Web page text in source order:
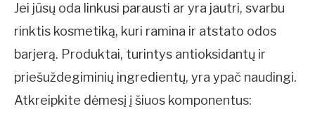
Jei jūsų oda linkusi parausti ar yra jautri, svarbu
rinktis kosmetiką, kuri ramina ir atstato odos
barjerą. Produktai, turintys antioksidantų ir
priešuždegiminių ingredientų, yra ypač naudingi.
Atkreipkite dėmesį į šiuos komponentus: